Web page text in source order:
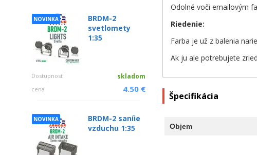
NOVINKA
BRDM-2
svetlomety
1:35
Dostupnosť skladom
cena 4.50 €
NOVINKA
BRDM-2 saníie
vzduchu 1:35
Odolné voči emailovým
Riedenie:
Farba je už z balenia
Ak ju ale potrebujete
Špecifikácia
Objem